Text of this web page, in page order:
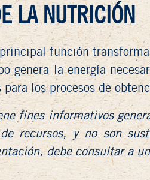
LA NUTRICIÓN
función
genera la energía
para los procesos de
fines informativos
recursos, y no son
debe consultar a